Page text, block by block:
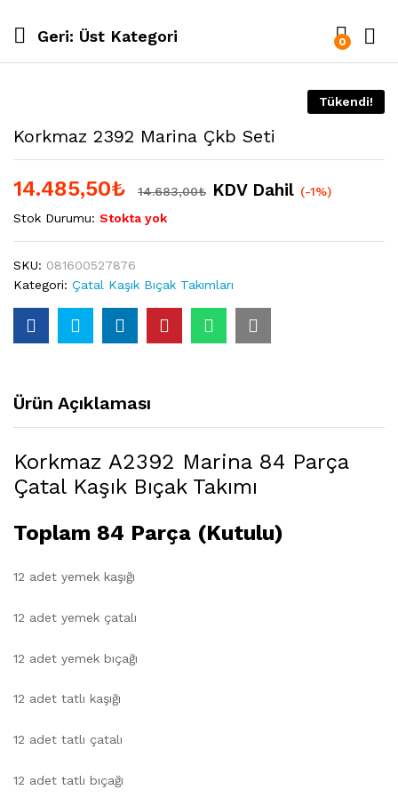
Geri: Üst Kategori 0
Tükendi!
Korkmaz 2392 Marina Çkb Seti
14.485,50₺ 14.683,00₺ KDV Dahil (-1%)
Stok Durumu: Stokta yok
SKU: 081600527876
Kategori: Çatal Kaşık Bıçak Takımları
Ürün Açıklaması
Korkmaz A2392 Marina 84 Parça
Çatal Kaşık Bıçak Takımı
Toplam 84 Parça (Kutulu)
12 adet yemek kaşığı
12 adet yemek çatalı
12 adet yemek bıçağı
12 adet tatlı kaşığı
12 adet tatlı çatalı
12 adet tatlı bıçağı